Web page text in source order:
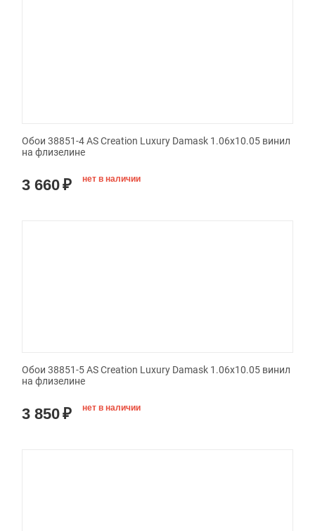
Обои 38851-4 AS Creation Luxury Damask 1.06x10.05 винил
на флизелине
3 660₽ нет в наличии
Обои 38851-5 AS Creation Luxury Damask 1.06x10.05 винил
на флизелине
3 850₽ нет в наличии